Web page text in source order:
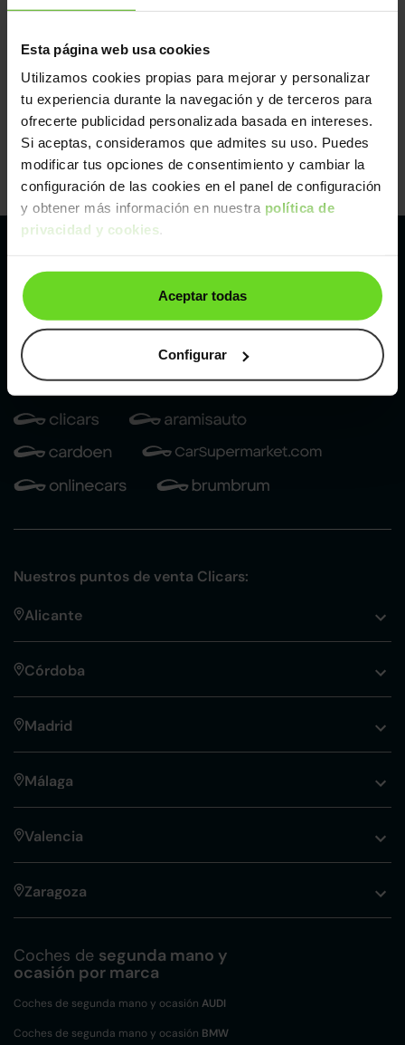
Esta página web usa cookies
Utilizamos cookies propias para mejorar y personalizar
tu experiencia durante la navegación y de terceros para
ofrecerte publicidad personalizada basada en intereses.
Si aceptas, consideramos que admites su uso. Puedes
modificar tus opciones de consentimiento y cambiar la
configuración de las cookies en el panel de configuración
y obtener más información en nuestra política de
privacidad y cookies.
Aceptar todas
Configurar
Pertenecemos al líder europeo de
compraventa de coches online
Con sede en: España, Francia, Bélgica, Reino Unido, Austria
e Italia.
¡Vendemos 1 coche por minuto!
Nuestros puntos de venta Clicars:
Alicante
Córdoba
Madrid
Málaga
Valencia
Zaragoza
Coches de segunda mano y
ocasión por marca
Coches de segunda mano y ocasión AUDI
Coches de segunda mano y ocasión BMW